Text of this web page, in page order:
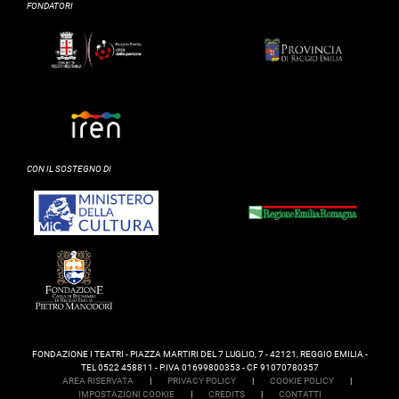
FONDATORI
CON IL SOSTEGNO DI
FONDAZIONE I TEATRI - PIAZZA MARTIRI DEL 7 LUGLIO, 7 - 42121, REGGIO EMILIA -
TEL 0522 458811 - P.IVA 01699800353 - CF 91070780357
AREA RISERVATA
| PRIVACY POLICY | COOKIE POLICY
|
IMPOSTAZIONI COOKIE
| CREDITS | CONTATTI